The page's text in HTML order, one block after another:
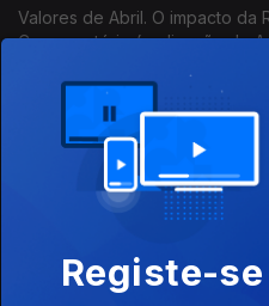
Valores de Abril. O impacto da
Conservatório (realização de
190 Anos do
13 abr. 2025
O Conservatório | O início. A
visão dos seus fundadores
Registe-se